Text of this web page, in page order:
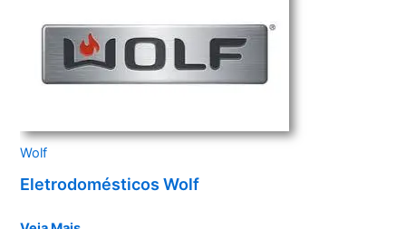
Wolf
Eletrodomésticos Wolf